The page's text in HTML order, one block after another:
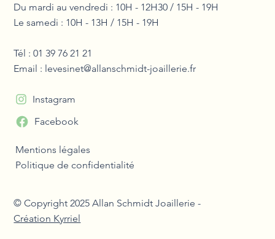
© Copyright 2025 Allan Schmidt Joaillerie -
Création Kyrriel
Instagram
Facebook
Mentions légales
Politique de confidentialité
Du mardi au vendredi : 10H - 12H30 / 15H - 19H
Le samedi : 10H - 13H / 15H - 19H
Tél : 01 39 76 21 21
Email : levesinet@allanschmidt-joaillerie.fr